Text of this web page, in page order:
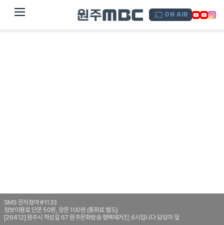
dehaze ON AIR
SMS 문자참여 #1133
정보이용료 단문 50원, 장문 100원 (통화료 별도)
[26412] 원주시 학성길 67 원주문화방송 행복매거진, 6시입니다 담당자 앞